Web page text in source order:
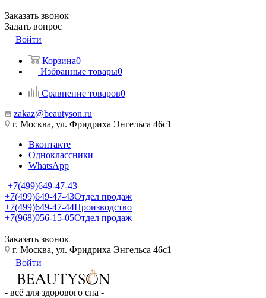
Заказать звонок
Задать вопрос
Войти
Корзина0
Избранные товары0
Сравнение товаров0
zakaz@beautyson.ru
г. Москва, ул. Фридриха Энгельса 46с1
Вконтакте
Одноклассники
WhatsApp
+7(499)649-47-43
+7(499)649-47-43Отдел продаж
+7(499)649-47-44Производство
+7(968)056-15-05Отдел продаж
Заказать звонок
г. Москва, ул. Фридриха Энгельса 46с1
Войти
- всё для здорового сна -